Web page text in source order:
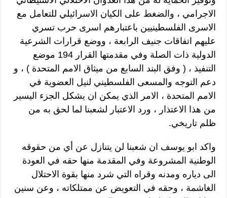
الاجرامي ، والضغط على الكيان الاسرائيلي للتعامل مع
الاسرى الفلسطينيين باعتبارهم اسرى حرب تسري
عليهم اتفاقات جنيف الرابعة ، ووضع قرارات الشرعية
الدولية ذات الصلة وفي مقدمتها القرار 194 موضع
التنفيذ ، ( وفق البند السابع من ميثاق الامم المتحدة ) ، و
دعم التوجه والمسعى الفلسطيني لنيل العضوية في
الامم المتحدة ، الامر الذي يمكن ان يشكل الجزء اليسير
من هذا الاعتذار ، ورد الاعتبار لشعبنا لما لحق به من
ظلم تاريخي.
واكد ابو يوسف ان شعبنا لن يتنازل عن أي من حقوقه
الوطنية المشروعة وفي المقدمة منها حقه في العودة
الى دياره ومدنه وقراه التي شرد منها بقوة الاحتلال
الغاشمة ، وحقه في التعويض عن ممتلكاته ، وعن سنين